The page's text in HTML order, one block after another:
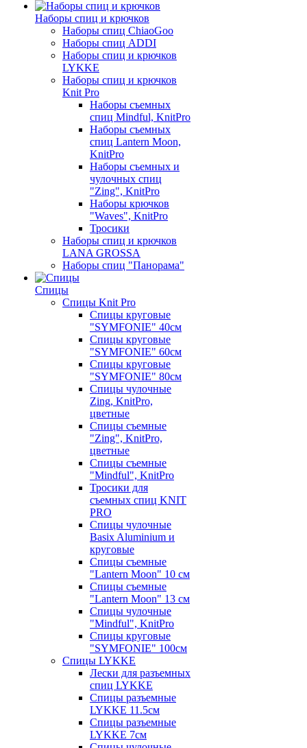
Наборы спиц и крючков
Наборы спиц ChiaoGoo
Наборы спиц ADDI
Наборы спиц и крючков
LYKKE
Наборы спиц и крючков
Knit Pro
Наборы съемных
спиц Mindful, KnitPro
Наборы съемных
спиц Lantern Moon,
KnitPro
Наборы съемных и
чулочных спиц
"Zing", KnitPro
Наборы крючков
"Waves", KnitPro
Тросики
Наборы спиц и крючков
LANA GROSSA
Наборы спиц "Панорама"
Спицы
Спицы Knit Pro
Спицы круговые
"SYMFONIE" 40см
Спицы круговые
"SYMFONIE" 60см
Спицы круговые
"SYMFONIE" 80см
Спицы чулочные
Zing, KnitPro,
цветные
Спицы съемные
"Zing", KnitPro,
цветные
Спицы съемные
"Mindful", KnitPro
Тросики для
съемных спиц KNIT
PRO
Спицы чулочные
Basix Aluminium и
круговые
Спицы съемные
"Lantern Moon" 10 см
Спицы съемные
"Lantern Moon" 13 см
Спицы чулочные
"Mindful", KnitPro
Спицы круговые
"SYMFONIE" 100см
Спицы LYKKE
Лески для разъемных
спиц LYKKE
Спицы разъемные
LYKKE 11.5см
Спицы разъемные
LYKKE 7см